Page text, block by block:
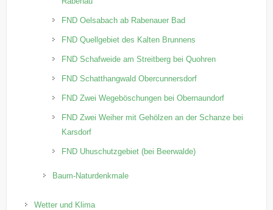
FND Oelsabach ab Rabenauer Bad
FND Quellgebiet des Kalten Brunnens
FND Schafweide am Streitberg bei Quohren
FND Schatthangwald Obercunnersdorf
FND Zwei Wegeböschungen bei Obernaundorf
FND Zwei Weiher mit Gehölzen an der Schanze bei
Karsdorf
FND Uhuschutzgebiet (bei Beerwalde)
Baum-Naturdenkmale
Wetter und Klima